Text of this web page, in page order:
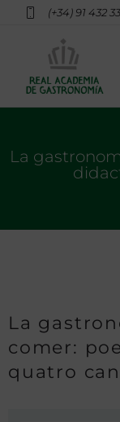
(+34) 91 432
La
La
comer:
quatro